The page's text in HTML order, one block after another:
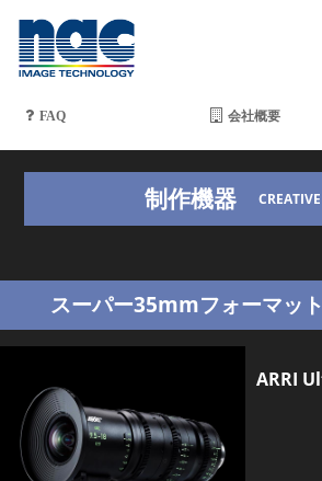
FAQ 会社概要
制作機器
スーパー35mmフォーマッ
ARRI